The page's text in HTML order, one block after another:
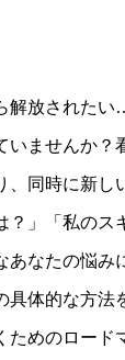
解放された
いませんか
、同時に新
？」「私のス
あなたの悩
具体的な方法
ためのロード